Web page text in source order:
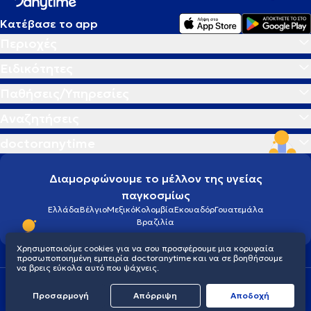
Κατέβασε το app
Διαμορφώνουμε το μέλλον της υγείας
παγκοσμίως
ΕλλάδαΒέλγιοΜεξικόΚολομβίαΕκουαδόρΓουατεμάλα
Βραζιλία
Πολιτική προστασίας προσωπικού απορρήτου
© 2026 doctoranytime
Χρησιμοποιούμε cookies για να σου προσφέρουμε μια κορυφαία
προσωποποιημένη εμπειρία doctoranytime και να σε βοηθήσουμε
να βρεις εύκολα αυτό που ψάχνεις.
Προσαρμογή Απόρριψη Aποδοχή